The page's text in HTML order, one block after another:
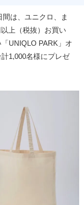
は、ユニクロ、ま
上（税抜）お買い
UNIQLO PARK」オ
1,000名様にプレゼ